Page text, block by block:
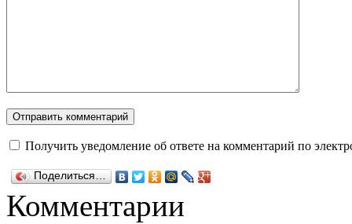
Получить уведомление об ответе на комментарий по
Поделиться…
Комментарии